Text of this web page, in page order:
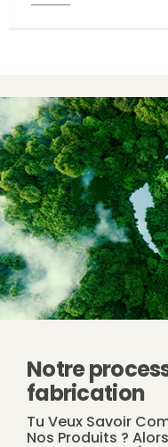
Notre
fabrication
Tu Veux Savoir
Nos Produits ?